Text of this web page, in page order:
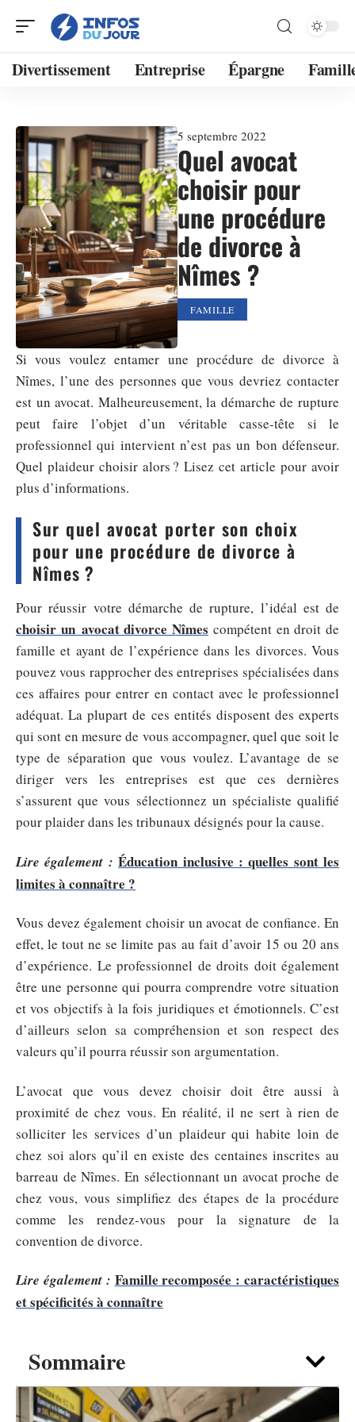
Divertissement Entreprise Épargne
Sommaire
5 septembre 2022
Quel avocat
choisir pour
une procédure
de divorce à
Nîmes ?
FAMILLE
Si vous voulez entamer une procédure de divorce à
Nîmes, l’une des personnes que vous devriez contacter
est un avocat. Malheureusement, la démarche de rupture
peut faire l’objet d’un véritable casse-tête si le
professionnel qui intervient n’est pas un bon défenseur.
Quel plaideur choisir alors ? Lisez cet article pour avoir
plus d’informations.
Sur quel avocat porter son choix
pour une procédure de divorce à
Nîmes ?
Pour réussir votre démarche de rupture, l’idéal est de
choisir un avocat divorce Nîmes compétent en droit de
famille et ayant de l’expérience dans les divorces. Vous
pouvez vous rapprocher des entreprises spécialisées dans
ces affaires pour entrer en contact avec le professionnel
adéquat. La plupart de ces entités disposent des experts
qui sont en mesure de vous accompagner, quel que soit le
type de séparation que vous voulez. L’avantage de se
diriger vers les entreprises est que ces dernières
s’assurent que vous sélectionnez un spécialiste qualifié
pour plaider dans les tribunaux désignés pour la cause.
Lire également : Éducation inclusive : quelles sont les
limites à connaître ?
Vous devez également choisir un avocat de confiance. En
effet, le tout ne se limite pas au fait d’avoir 15 ou 20 ans
d’expérience. Le professionnel de droits doit également
être une personne qui pourra comprendre votre situation
et vos objectifs à la fois juridiques et émotionnels. C’est
d’ailleurs selon sa compréhension et son respect des
valeurs qu’il pourra réussir son argumentation.
L’avocat que vous devez choisir doit être aussi à
proximité de chez vous. En réalité, il ne sert à rien de
solliciter les services d’un plaideur qui habite loin de
chez soi alors qu’il en existe des centaines inscrites au
barreau de Nîmes. En sélectionnant un avocat proche de
chez vous, vous simplifiez des étapes de la procédure
comme les rendez-vous pour la signature de la
convention de divorce.
Lire également : Famille recomposée : caractéristiques
et spécificités à connaître